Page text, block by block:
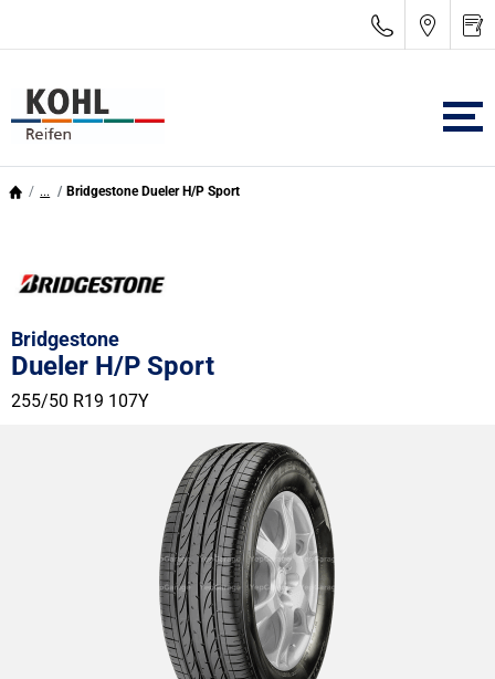
... Bridgestone Dueler H/P Sport
Bridgestone
Dueler H/P Sport
255/50 R19 107Y